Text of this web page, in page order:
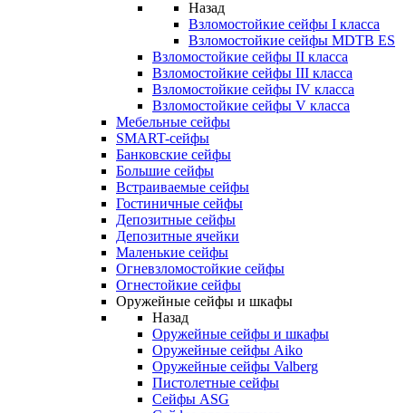
Назад
Взломостойкие сейфы I класса
Взломостойкие сейфы MDTB ES
Взломостойкие сейфы II класса
Взломостойкие сейфы III класса
Взломостойкие сейфы IV класса
Взломостойкие сейфы V класса
Мебельные сейфы
SMART-сейфы
Банковские сейфы
Большие сейфы
Встраиваемые сейфы
Гостиничные сейфы
Депозитные сейфы
Депозитные ячейки
Маленькие сейфы
Огневзломостойкие сейфы
Огнестойкие сейфы
Оружейные сейфы и шкафы
Назад
Оружейные сейфы и шкафы
Оружейные сейфы Aiko
Оружейные сейфы Valberg
Пистолетные сейфы
Сейфы ASG